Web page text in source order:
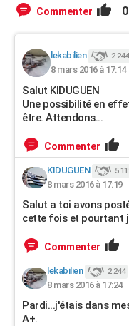
Commenter 0
lekabilien 2 244
8 mars 2016 à 17:14
Salut KIDUGUEN
Une possibilité en
être. Attendons...
Commenter
KIDUGUEN 5
8 mars 2016 à 17:19
Salut a toi avons
cette fois et pourtant
Commenter
lekabilien 2 244
8 mars 2016 à 17:24
Pardi...j'étais dans
A+.